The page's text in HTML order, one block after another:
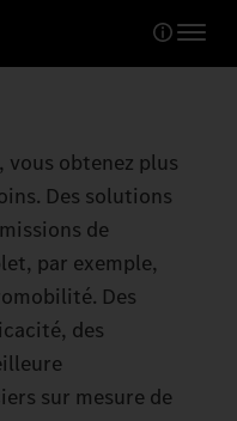
vous obtenez plus
Des solutions
de
par exemple,
Des
des
sur mesure de